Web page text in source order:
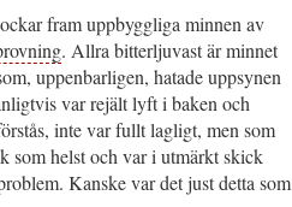
fram uppbyggliga minnen av
. Allra bitterljuvast är minnet
uppenbarligen, hatade uppsynen
var rejält lyft i baken och
inte var fullt lagligt, men som
som helst och var i utmärkt skick
Kanske var det just detta som